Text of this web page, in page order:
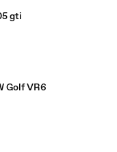
gti
Golf VR6